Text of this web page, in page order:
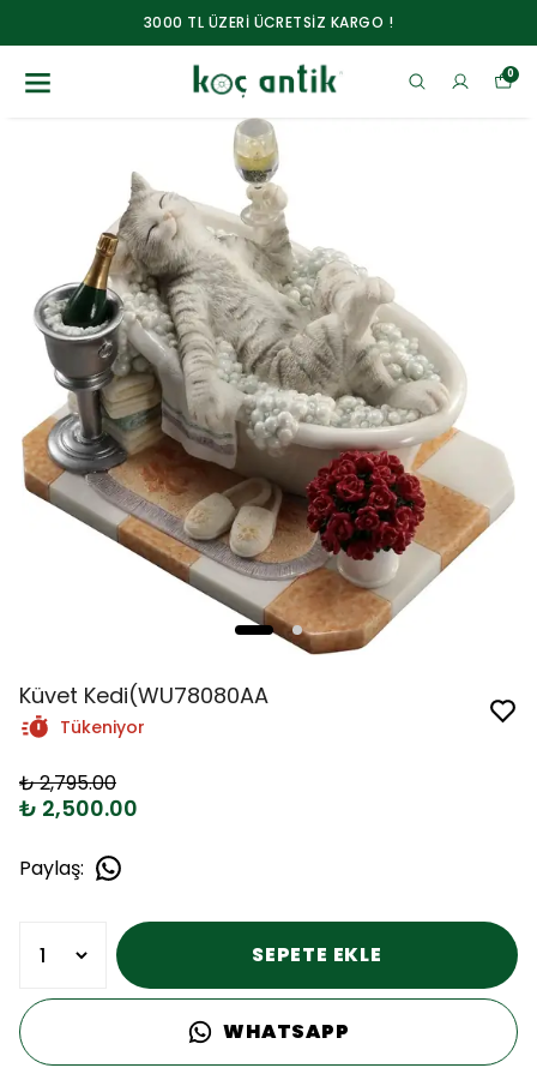
3000 TL ÜZERİ ÜCRETSİZ KARGO !
0
Küvet Kedi(WU78080AA
Tükeniyor
₺ 2,795.00
₺ 2,500.00
Paylaş:
SEPETE EKLE
WHATSAPP